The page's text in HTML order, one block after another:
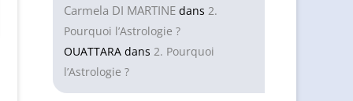
Carmela DI MARTINE dans 2.
Pourquoi l’Astrologie ?
OUATTARA dans 2. Pourquoi
l’Astrologie ?